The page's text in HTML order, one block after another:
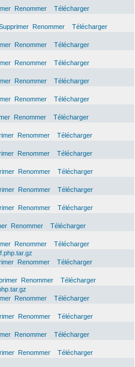
Renommer
Télécharger
Renommer
Télécharger
Renommer
Télécharger
Renommer
Télécharger
Renommer
Télécharger
Renommer
Télécharger
Renommer
Télécharger
Renommer
Télécharger
Renommer
Télécharger
Renommer
Télécharger
Renommer
Télécharger
Renommer
Télécharger
Renommer
Télécharger
Renommer
Télécharger
Renommer
Télécharger
Renommer
Télécharger
Renommer
Télécharger
Renommer
Télécharger
Renommer
Télécharger
Renommer
Télécharger